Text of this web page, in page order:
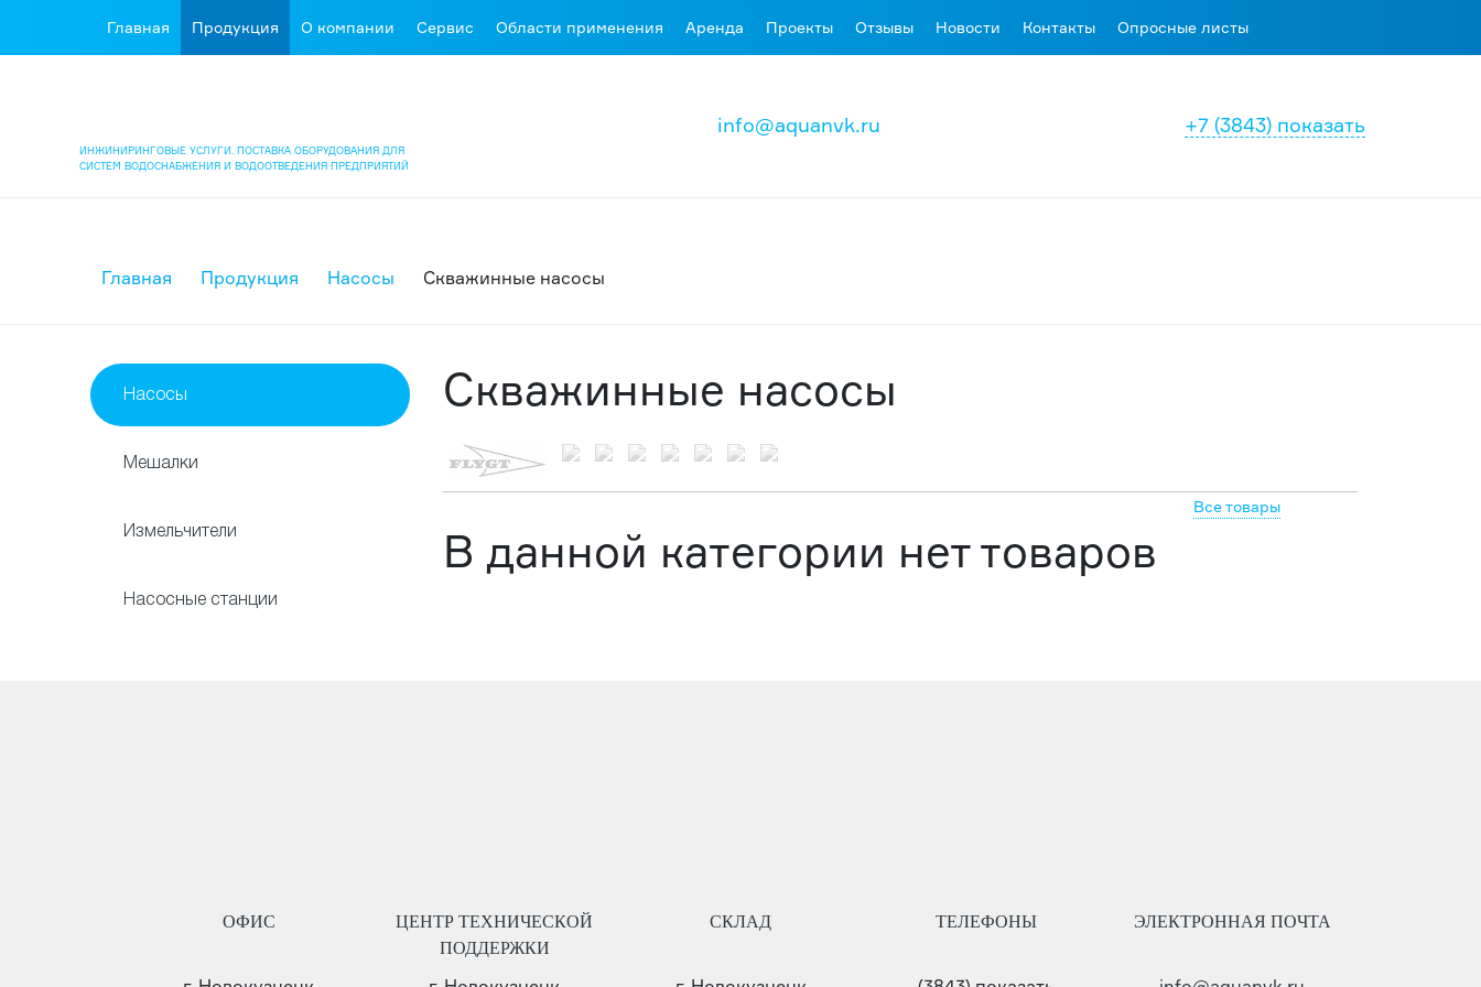
Главная Продукция О компании Сервис Области применения Аренда Проекты Отзывы Новости Контакты Опросные листы
ИНЖИНИРИНГОВЫЕ УСЛУГИ. ПОСТАВКА ОБОРУДОВАНИЯ ДЛЯ
СИСТЕМ ВОДОСНАБЖЕНИЯ И ВОДООТВЕДЕНИЯ ПРЕДПРИЯТИЙ
info@aquanvk.ru +7 (3843) показать
Главная Продукция Насосы Скважинные насосы
Насосы
Мешалки
Измельчители
Насосные станции
Скважинные насосы
Все товары
В данной категории нет товаров
ОФИС
ЦЕНТР ТЕХНИЧЕСКОЙ
ПОДДЕРЖКИ
СКЛАД ТЕЛЕФОНЫ ЭЛЕКТРОННАЯ ПОЧТА